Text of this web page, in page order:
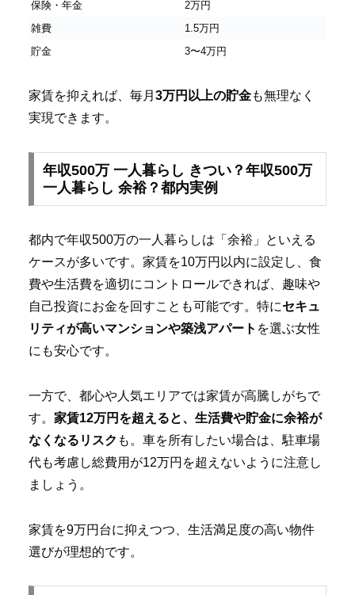
保険・年金
2万円
雑費
1.5万円
貯金
3〜4万円
家賃を抑えれば、毎月 3万円以上の貯金も無理なく
実現できます。
年収500万 一人暮らし きつい？年収500万
一人暮らし 余裕？都内実例
都内で年収500万の一人暮らしは「余裕」といえる
ケースが多いです。家賃を10万円以内に設定し、食
費や生活費を適切にコントロールできれば、趣味や
自己投資にお金を回すことも可能です。特にセキュ
リティが高いマンションや築浅アパート を選ぶ女性
にも安心です。
一方で、都心や人気エリアでは家賃が高騰しがちで
す。 家賃12万円を超えると、生活費や貯金に余裕が
なくなるリスク も。車を所有したい場合は、駐車場
代も考慮し総費用が12万円を超えないように注意し
ましょう。
家賃を9万円台に抑えつつ、生活満足度の高い物件
選びが理想的です。